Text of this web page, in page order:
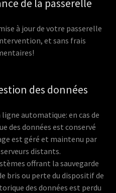
de la passerelle
à jour de votre passerelle
et sans frais
des données
ligne automatique: en cas de
des données est conservé
est géré et maintenu par
distants.
offrant la sauvegarde
bris ou perte du dispositif de
des données est perdu